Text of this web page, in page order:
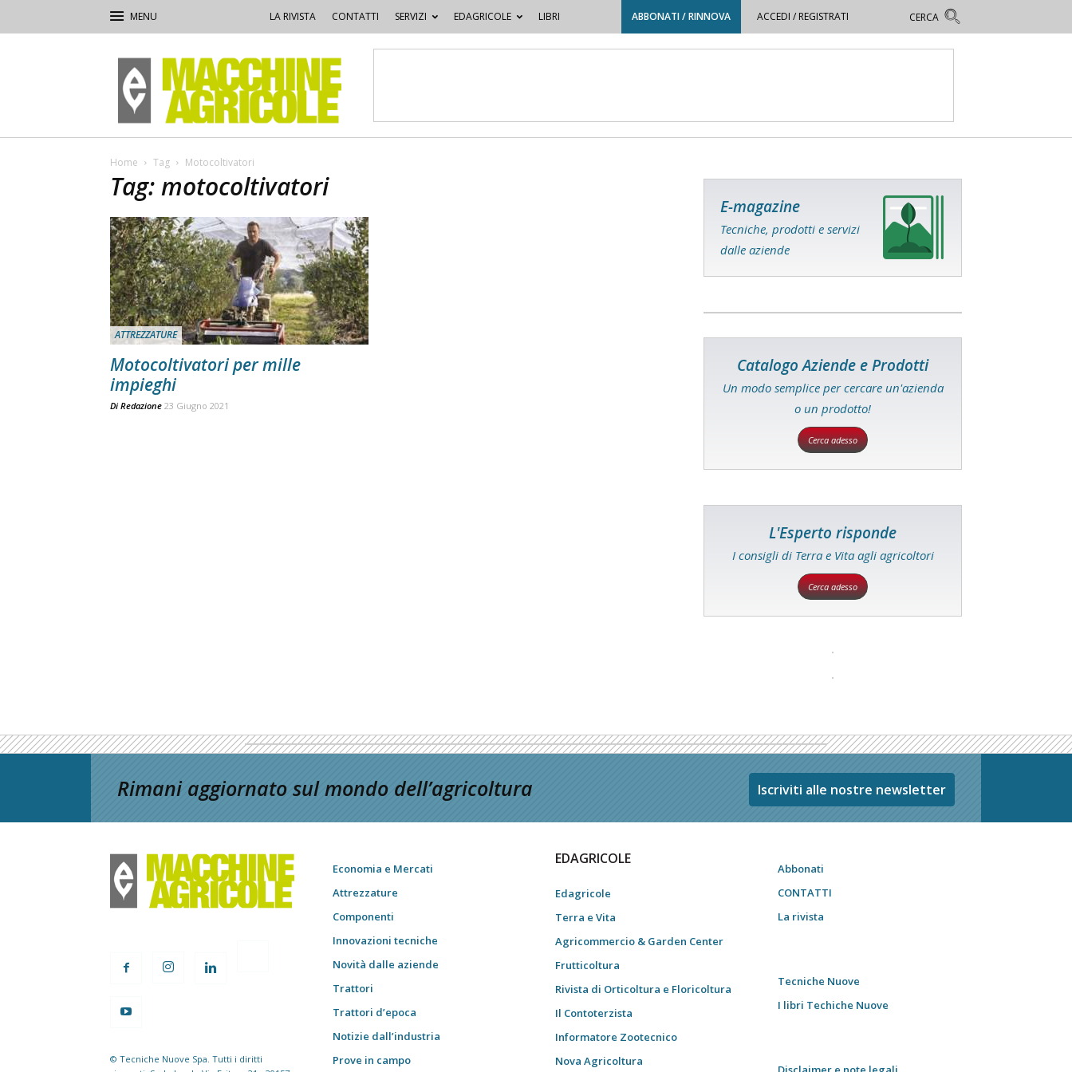
LA RIVISTA CONTATTI SERVIZI EDAGRICOLE LIBRI ABBONATI / RINNOVA ACCEDI / REGISTRATI
Macchine
Agricole
Home Tag Motocoltivatori
Tag: motocoltivatori
ATTREZZATURE
Motocoltivatori per mille
impieghi
Di Redazione 23 Giugno 2021
E-magazine
Tecniche, prodotti e servizi
dalle aziende
Catalogo Aziende e Prodotti
Un modo semplice per cercare un'azienda
o un prodotto!
Cerca adesso
L'Esperto risponde
I consigli di Terra e Vita agli agricoltori
Cerca adesso
Rimani aggiornato sul mondo dell’agricoltura Iscriviti alle nostre newsletter
© Tecniche Nuove Spa. Tutti i diritti
Economia e Mercati
Attrezzature
Componenti
Innovazioni tecniche
Novità dalle aziende
Trattori
Trattori d’epoca
Notizie dall’industria
Prove in campo
EDAGRICOLE
Edagricole
Terra e Vita
Agricommercio & Garden Center
Frutticoltura
Rivista di Orticoltura e Floricoltura
Il Contoterzista
Informatore Zootecnico
Nova Agricoltura
Abbonati
CONTATTI
La rivista
Tecniche Nuove
I libri Techiche Nuove